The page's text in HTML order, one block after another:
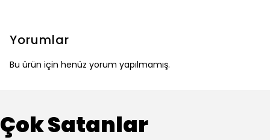
Yorumlar
Bu ürün için henüz yorum yapılmamış.
Çok Satanlar